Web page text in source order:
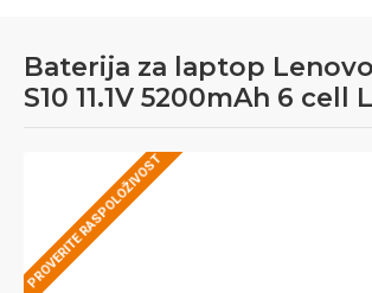
Baterija za laptop
S10 11.1V 5200mAh 6 cell
PROVERITE RASPOLOŽIVOST